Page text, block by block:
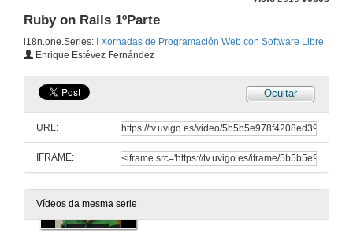
Ruby on Rails 1ºParte
i18n.one.Series:
I Xornadas de Programación Web con Software Libre
Enrique Estévez Fernández
Ocultar
URL:
IFRAME:
Vídeos da mesma serie
27 de abr. de 2007